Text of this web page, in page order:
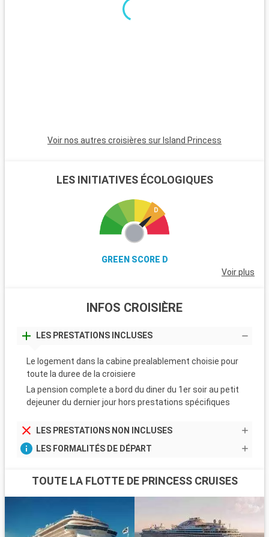
minutes, est incontournable avec son atmosphère animée,
ses plages et son quartier Art Déco. Pour une ambiance plus
Voir nos autres croisières sur Island Princess
LES INITIATIVES ÉCOLOGIQUES
GREEN SCORE D
Voir plus
INFOS CROISIÈRE
LES PRESTATIONS INCLUSES
Le logement dans la cabine prealablement choisie pour
toute la duree de la croisiere
La pension complete a bord du diner du 1er soir au petit
dejeuner du dernier jour hors prestations spécifiques
LES PRESTATIONS NON INCLUSES
LES FORMALITÉS DE DÉPART
TOUTE LA FLOTTE DE PRINCESS CRUISES